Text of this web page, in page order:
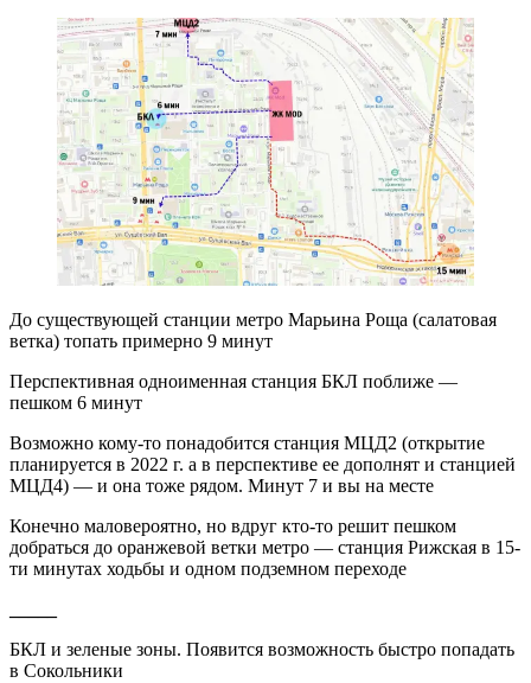
До существующей станции метро Марьина Роща (салатовая
ветка) топать примерно 9 минут
Перспективная одноименная станция БКЛ поближе —
пешком 6 минут
Возможно кому-то понадобится станция МЦД2 (открытие
планируется в 2022 г. а в перспективе ее дополнят и станцией
МЦД4) — и она тоже рядом. Минут 7 и вы на месте
Конечно маловероятно, но вдруг кто-то решит пешком
добраться до оранжевой ветки метро — станция Рижская в 15-
ти минутах ходьбы и одном подземном переходе
БКЛ и зеленые зоны. Появится возможность быстро попадать
в Сокольники